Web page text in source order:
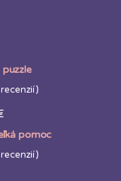
puzzle
)
pomoc
)